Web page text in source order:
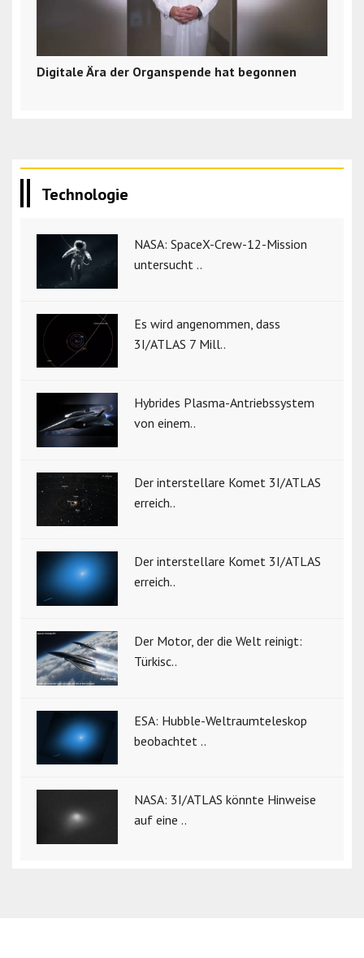
Digitale Ära der Organspende hat begonnen
Technologie
NASA: SpaceX-Crew-12-Mission
untersucht ..
Es wird angenommen, dass
3I/ATLAS 7 Mill..
Hybrides Plasma-Antriebssystem
von einem..
Der interstellare Komet 3I/ATLAS
erreich..
Der interstellare Komet 3I/ATLAS
erreich..
Der Motor, der die Welt reinigt:
Türkisc..
ESA: Hubble-Weltraumteleskop
beobachtet ..
NASA: 3I/ATLAS könnte Hinweise
auf eine ..